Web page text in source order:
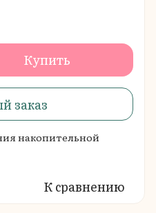
Купить
заказ
накопительной
К сравнению